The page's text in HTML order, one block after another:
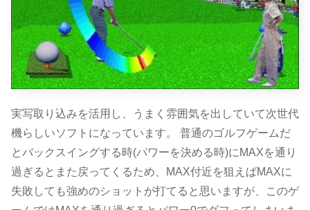
実写取り込みを活用し、うまく雰囲気を出していて次世代
機らしいソフトになっています。 普通のゴルフゲームだ
とバックスイングする時(パワーを決める時)にMAXを通り
過ぎるとまた戻ってくるため、MAX付近を狙えばMAXに
失敗しても強めのショットが打てると思いますが、このゲ